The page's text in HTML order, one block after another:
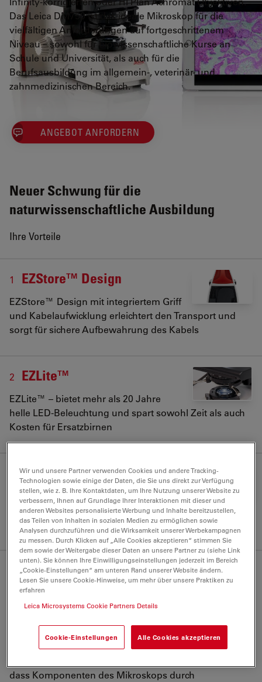
Das Leica DM750 ist das ideale Mikroskop für die
vielfältigen Anforderungen auf fortgeschrittenem
Niveau – sowohl für biowissenschaftliche Kurse an
Schule und Universität, als auch für die
Berufsausbildung im allgemein-, veterinär- und
zahnmedizinischen Bereich.
ANGEBOT ANFORDERN
Neuer Schwung für die
naturwissenschaftliche Ausbildung
Ihre Vorteile
1 EZStore™ Design
EZStore™ Design mit integriertem Griff
und Kabelaufwicklung erleichtert den Transport und
sorgt für sichere Aufbewahrung des Kabels
2 EZLite™
EZLite™ – bietet mehr als 20 Jahre
helle LED-Beleuchtung und spart sowohl Zeit als auch
Kosten für Ersatzbirnen
AgTreat™
AgTreat™ – alle Berührungspunkte
sind speziell behandelt, um die Verbreitung von
Bakterien unter den Studenten zu verhindern
EZStore™ Design
An dem integrierten vertikalen Haltegriff lässt sich das
Regalfächern abstellen; zusammen mit der Griffmulde
am Stativ ist damit ein sicherer, beidhändiger Transport
dass Komponenten des Mikroskops durch
Wir und unsere Partner verwenden Cookies und andere Tracking-
Technologien sowie einige der Daten, die Sie uns direkt zur Verfügung
stellen, wie z. B. Ihre Kontaktdaten, um Ihre Nutzung unserer Website zu
verbessern, Ihnen auf Grundlage Ihrer Interaktionen mit dieser und
anderen Websites personalisierte Werbung und Inhalte bereitzustellen,
das Teilen von Inhalten in sozialen Medien zu ermöglichen sowie
Analysen durchzuführen und die Wirksamkeit unserer Werbekampagnen
zu messen. Durch Klicken auf „Alle Cookies akzeptieren“ stimmen Sie
dem sowie der Weitergabe dieser Daten an unsere Partner zu (siehe Link
unten). Sie können Ihre Einwilligungseinstellungen jederzeit im Bereich
„Cookie-Einstellungen“ am unteren Rand unserer Website ändern.
Lesen Sie unsere Cookie-Hinweise, um mehr über unsere Praktiken zu
erfahren
Leica Microsystems Cookie Partners Details
Cookie-Einstellungen Alle Cookies akzeptieren